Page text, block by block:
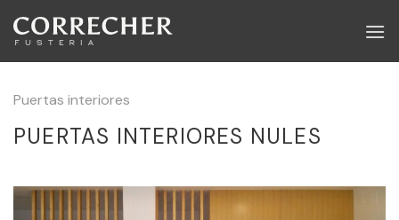
to
Puertas interiores
PUERTAS INTERIORES NULES